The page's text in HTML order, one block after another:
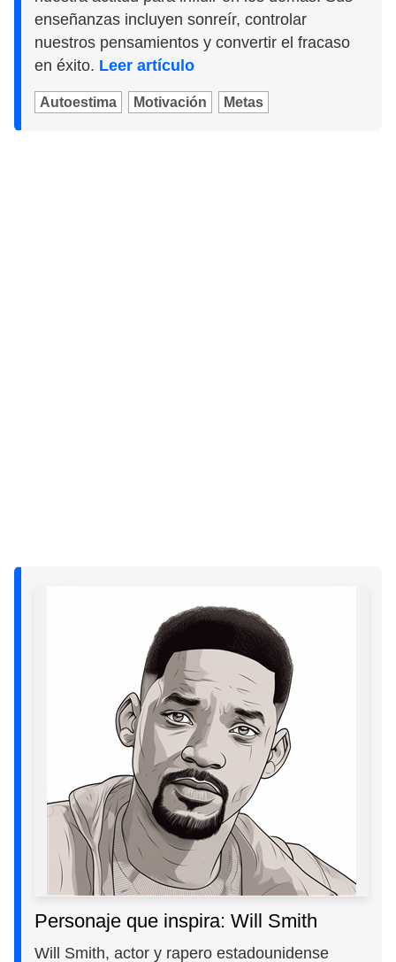
enseñanzas incluyen sonreír, controlar
nuestros pensamientos y convertir el fracaso
en éxito. Leer artículo
Autoestima Motivación Metas
Personaje que inspira: Will Smith
Will Smith, actor y rapero estadounidense